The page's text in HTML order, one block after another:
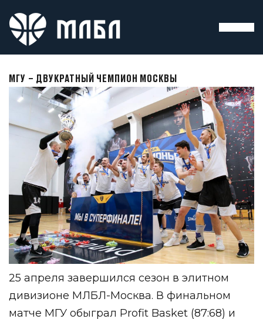
МГУ – ДВУКРАТНЫЙ ЧЕМПИОН МОСКВЫ
25 апреля завершился сезон в элитном
дивизионе МЛБЛ-Москва. В финальном
матче МГУ обыграл Profit Basket (87:68) и